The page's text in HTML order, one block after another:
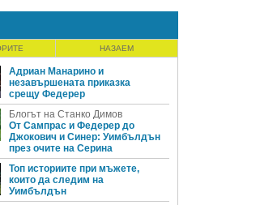
НАЗАЕМ
Адриан Манарино и
незавършената приказка
срещу Федерер
Блогът на Станко Димов
От Сампрас и Федерер до
Джокович и Синер: Уимбълдън
през очите на Серина
Топ историите при мъжете,
които да следим на
Уимбълдън